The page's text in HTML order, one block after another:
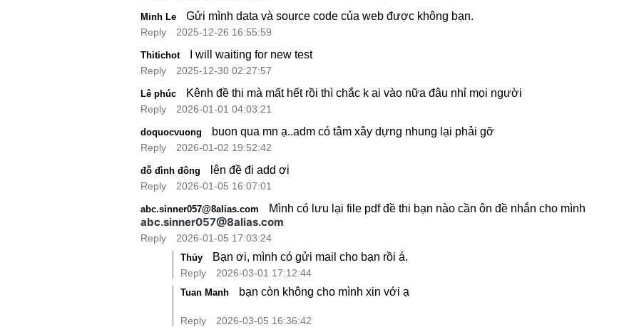
Minh Le Gửi mình data và source code của web được không bạn.
Reply 2025-12-26 16:55:59
Thitichot I will waiting for new test
Reply 2025-12-30 02:27:57
Lê phúc Kênh đề thi mà mất hết rồi thì chắc k ai vào nữa đâu nhỉ mọi người
Reply 2026-01-01 04:03:21
doquocvuong buon qua mn ạ..adm có tâm xây dựng nhung lại phải gỡ
Reply 2026-01-02 19:52:42
đỗ đình đông lên đề đi add ơi
Reply 2026-01-05 16:07:01
abc.sinner057@8alias.com Mình có lưu lại file pdf đề thi bạn nào cần ôn đề nhắn cho mình
abc.sinner057@8alias.com
Reply 2026-01-05 17:03:24
Thủy Bạn ơi, mình có gửi mail cho bạn rồi á.
Reply 2026-03-01 17:12:44
Tuan Manh bạn còn không cho mình xin với ạ
Reply 2026-03-05 16:36:42